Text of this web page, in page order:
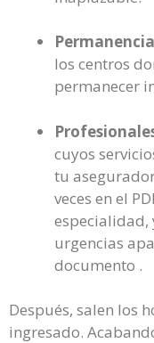
los centros
permanecer
cuyos
tu
veces en el
especialidad,
urgencias
documento .
Después, salen los
ingresado.